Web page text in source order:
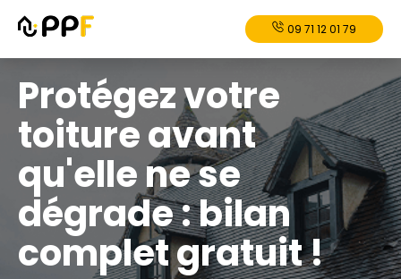
09 71 12 01 79
Protégez votre
toiture avant
qu'elle ne se
dégrade : bilan
complet gratuit !